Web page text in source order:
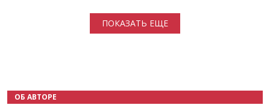
ПОКАЗАТЬ ЕЩЕ
ОБ АВТОРЕ